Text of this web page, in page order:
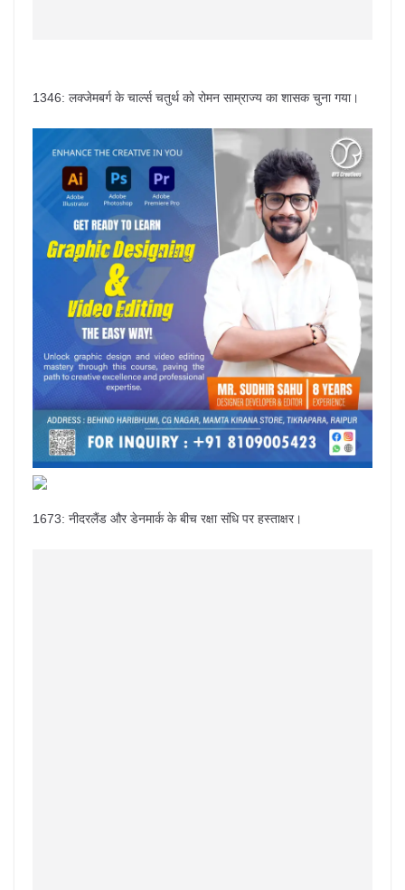
1346: लक्जेमबर्ग के चार्ल्स चतुर्थ को रोमन साम्राज्य का शासक चुना गया।
1673: नीदरलैंड और डेनमार्क के बीच रक्षा संधि पर हस्ताक्षर।